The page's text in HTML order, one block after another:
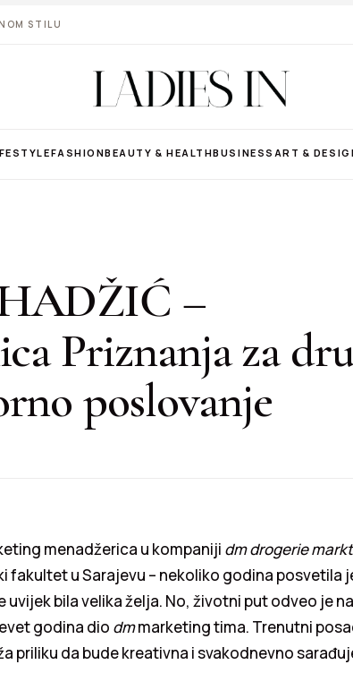
STILU
FASHIONBEAUTY & HEALTHBUSINESS ART &
–
Priznanja za
poslovanje
menadžerica u kompaniji dm drogerie markt
fakultet u Sarajevu – nekoliko godina posvetila
bila velika želja. No, životni put odveo je
godina dio dmmarketing tima. Trenutni
priliku da bude kreativna i svakodnevno